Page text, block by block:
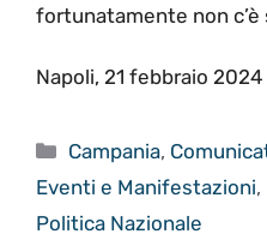
fortunatamente non c’è
Napoli, 21 febbraio 2024
Categorie
Campania,
Eventi e Manifestazioni,
Politica Nazionale